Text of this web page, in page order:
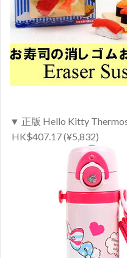
▼ 正版 Hello Kitty
HK$407.17 (¥5,832)